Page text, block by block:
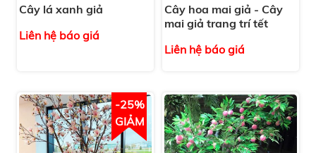
Cây lá xanh giả
Liên hệ báo giá
Cây hoa mai giả - Cây
mai giả trang trí tết
Liên hệ báo giá
-25%
GIẢM